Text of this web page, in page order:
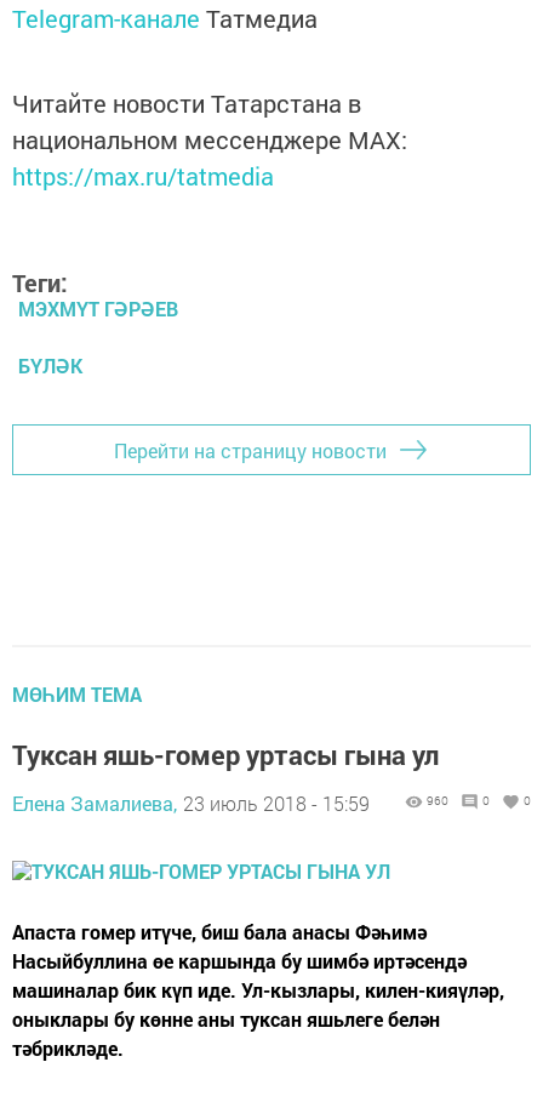
Telegram-канале Татмедиа
Читайте новости Татарстана в
национальном мессенджере MАХ:
https://max.ru/tatmedia
Теги:
МЭХМҮТ ГӘРӘЕВ
БҮЛӘК
Перейти на страницу новости
МӨҺИМ ТЕМА
Туксан яшь-гомер уртасы гына ул
Елена Замалиева, 23 июль 2018 - 15:59 960 0 0
Апаста гомер итүче, биш бала анасы Фәһимә
Насыйбуллина өе каршында бу шимбә иртәсендә
машиналар бик күп иде. Ул-кызлары, килен-кияүләр,
оныклары бу көнне аны туксан яшьлеге белән
тәбрикләде.